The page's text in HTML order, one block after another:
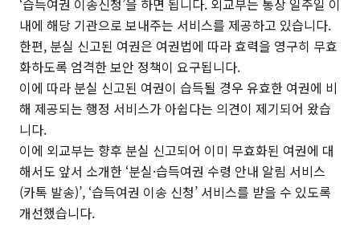
‘습득여권 이송신청’을 하면 됩니다. 외교부는 통상 일주일 이
내에 해당 기관으로 보내주는 서비스를 제공하고 있습니다.
한편, 분실 신고된 여권은 여권법에 따라 효력을 영구히 무효
화하도록 엄격한 보안 정책이 요구됩니다.
이에 따라 분실 신고된 여권이 습득될 경우 유효한 여권에 비
해 제공되는 행정 서비스가 아쉽다는 의견이 제기되어 왔습
니다.
이에 외교부는 향후 분실 신고되어 이미 무효화된 여권에 대
해서도 앞서 소개한 ‘분실·습득여권 수령 안내 알림 서비스
(카톡 발송)’, ‘습득여권 이송 신청’ 서비스를 받을 수 있도록
개선했습니다.